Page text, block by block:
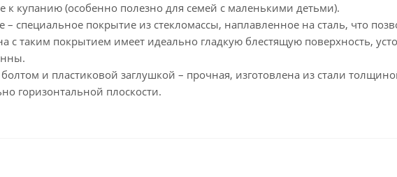
к купанию (особенно полезно для семей с маленькими детьми).
специальное покрытие из стекломассы, наплавленное на сталь, что
с таким покрытием имеет идеально гладкую блестящую поверхность,
и пластиковой заглушкой – прочная, изготовлена из стали
горизонтальной плоскости.